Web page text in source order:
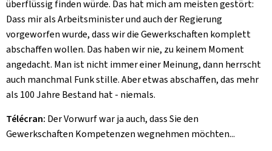
überflüssig finden würde. Das hat mich am meisten gestört:
Dass mir als Arbeitsminister und auch der Regierung
vorgeworfen wurde, dass wir die Gewerkschaften komplett
abschaffen wollen. Das haben wir nie, zu keinem Moment
angedacht. Man ist nicht immer einer Meinung, dann herrscht
auch manchmal Funk stille. Aber etwas abschaffen, das mehr
als 100 Jahre Bestand hat - niemals.
Télécran: Der Vorwurf war ja auch, dass Sie den
Gewerkschaften Kompetenzen wegnehmen möchten...